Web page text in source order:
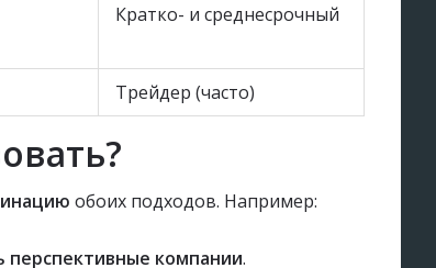
Кратко- и среднесрочный
Трейдер (часто)
обоих подходов. Например:
перспективные компании.